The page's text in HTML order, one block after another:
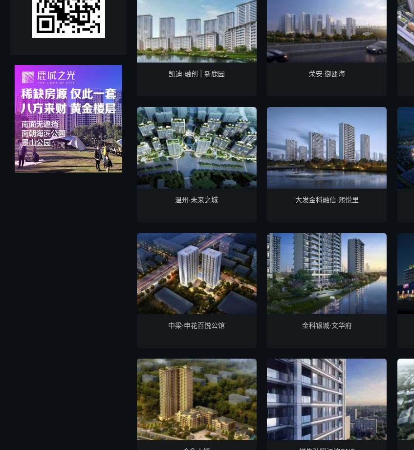
凯迪·融创 | 新鹿园 荣安·御瓯海
温州·未来之城 大发金科融信·熙悦里
中梁·申花百悦公馆 金科银城·文华府